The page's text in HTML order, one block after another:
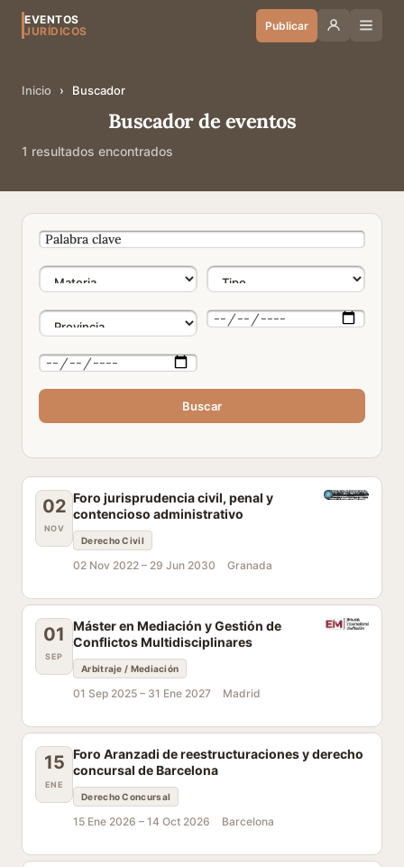
EVENTOS
JURÍDICOS
Publicar
Inicio › Buscador
Buscador de eventos
1 resultados encontrados
Buscar
02
NOV
Foro jurisprudencia civil, penal y
contencioso administrativo
Derecho Civil
02 Nov 2022 – 29 Jun 2030 Granada
01
SEP
Máster en Mediación y Gestión de
Conflictos Multidisciplinares
Arbitraje / Mediación
01 Sep 2025 – 31 Ene 2027 Madrid
15
ENE
Foro Aranzadi de reestructuraciones y derecho
concursal de Barcelona
Derecho Concursal
15 Ene 2026 – 14 Oct 2026 Barcelona